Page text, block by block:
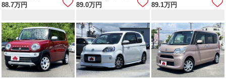
88.7万円
89.0万円
89.1万円